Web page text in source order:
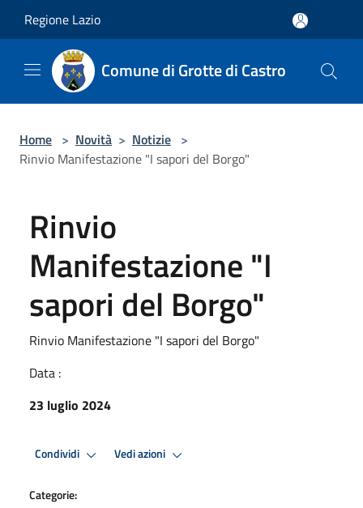
Regione Lazio
Comune di Grotte di Castro
Home > Novità > Notizie >
Rinvio Manifestazione "I sapori del Borgo"
Rinvio
Manifestazione "I
sapori del Borgo"
Rinvio Manifestazione "I sapori del Borgo"
Data :
23 luglio 2024
Condividi Vedi azioni
Categorie: